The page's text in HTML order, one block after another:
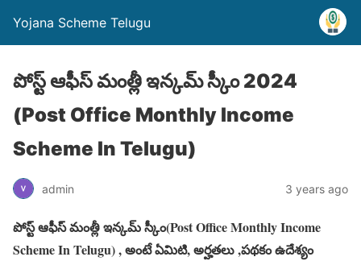
Yojana Scheme Telugu
పోస్ట్ ఆఫీస్ మంత్లీ ఇన్కమ్ స్కీం 2024
(Post Office Monthly Income
Scheme In Telugu)
admin 3 years ago
పోస్ట్ ఆఫీస్ మంత్లీ ఇన్కమ్ స్కీం(Post Office Monthly Income
Scheme In Telugu) , అంటే ఏమిటి, అర్హతలు ,పథకం ఉదేశ్యం